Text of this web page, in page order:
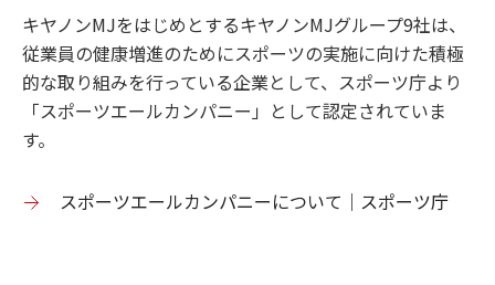
キヤノンMJをはじめとするキヤノンMJグループ9社は、
従業員の健康増進のためにスポーツの実施に向けた積極
的な取り組みを行っている企業として、スポーツ庁より
「スポーツエールカンパニー」として認定されていま
す。
スポーツエールカンパニーについて｜スポーツ庁